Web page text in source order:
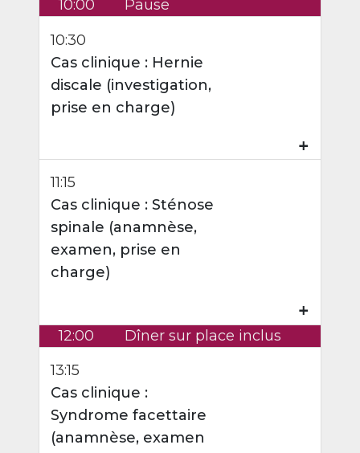
10:00
Pause
10:30
Cas clinique : Hernie
discale (investigation,
prise en charge)
₊
11:15
Cas clinique : Sténose
spinale (anamnèse,
examen, prise en
charge)
₊
12:00
Dîner sur place inclus
13:15
Cas clinique :
Syndrome facettaire
(anamnèse, examen